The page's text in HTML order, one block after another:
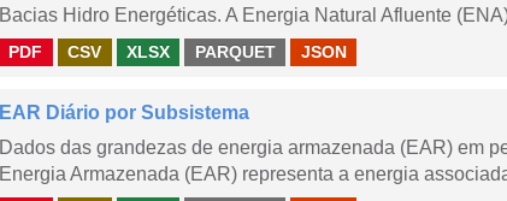
Bacias Hidro Energéticas. A Energia Natural Afluente
PDF CSV XLSX PARQUET JSON
EAR Diário por Subsistema
Dados das grandezas de energia armazenada (EAR) em
Energia Armazenada (EAR) representa a energia